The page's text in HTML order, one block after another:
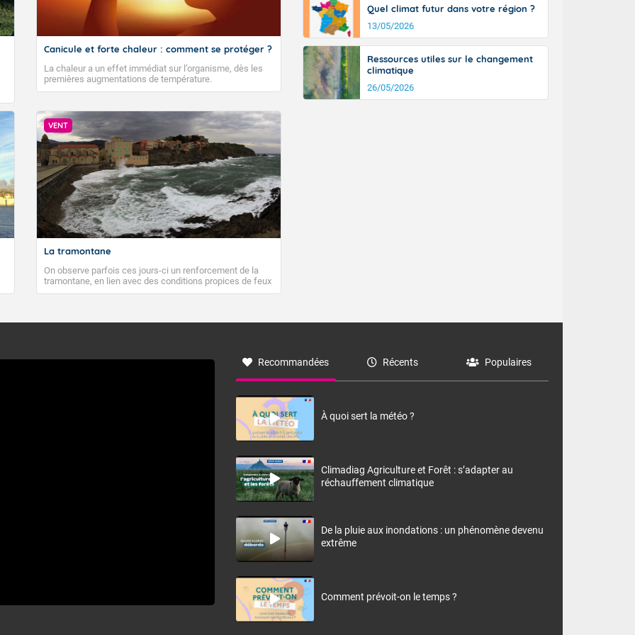
Canicule et forte chaleur : comment se protéger ?
La chaleur a un effet immédiat sur l’organisme, dès les
premières augmentations de température.
VENT
La tramontane
On observe parfois ces jours-ci un renforcement de la
tramontane, en lien avec des conditions propices de feux
de forêt. Mais qu'est-ce que la tramontane ? Quelles sont
à nord-ouest, dans un secteur qui part du Roussillon à la
monts, en allusion aux régions montagneuses d’où
Quel climat futur dans votre région ?
13/05/2026
Ressources utiles sur le changement
climatique
26/05/2026
Recommandées Récents Populaires
À quoi sert la météo ?
Climadiag Agriculture et Forêt : s’adapter au
réchauffement climatique
De la pluie aux inondations : un phénomène devenu
extrême
Comment prévoit-on le temps ?